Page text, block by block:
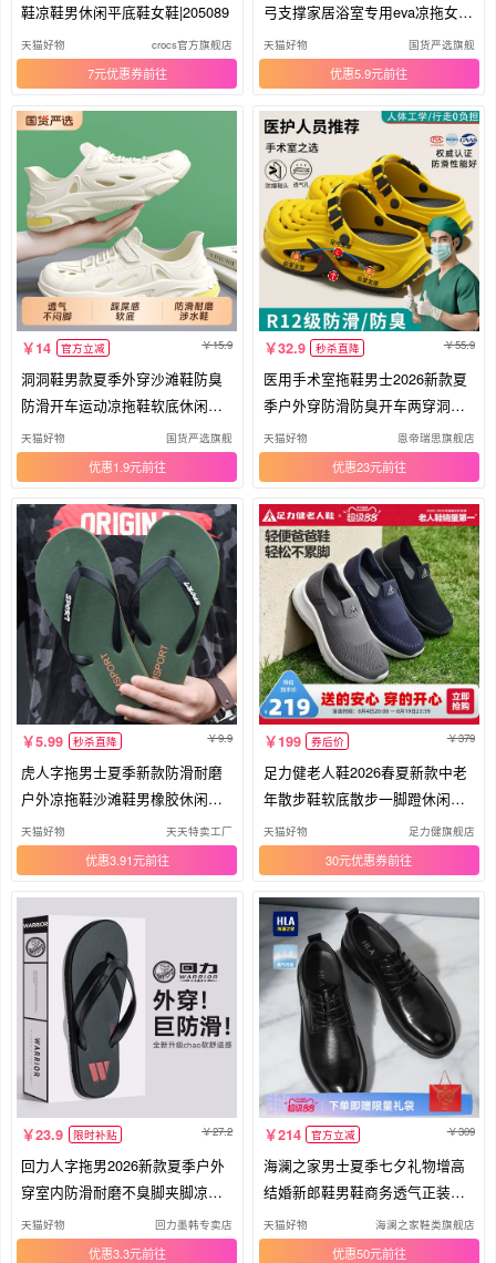
鞋凉鞋男休闲平底鞋女鞋|205089
天猫好物 crocs官方旗舰店
7元优惠券
弓支撑家居浴室专用eva凉拖女新
款
天猫好物 国货严选旗舰
优惠5.9元
14 官方立减 15.9
洞洞鞋男款夏季外穿沙滩鞋防臭
防滑开车运动凉拖鞋软底休闲耐
磨
天猫好物 国货严选旗舰
优惠1.9元
32.9 秒杀直降 55.9
医用手术室拖鞋男士2026新款夏
季户外穿防滑防臭开车两穿洞洞
鞋男
天猫好物 恩帝瑞思旗舰店
优惠23元
5.99 秒杀直降 9.9
虎人字拖男士夏季新款防滑耐磨
户外凉拖鞋沙滩鞋男橡胶休闲红
色
天猫好物 天天特卖工厂
优惠3.91元
199 券后价 379
足力健老人鞋2026春夏新款中老
年散步鞋软底散步一脚蹬休闲爸
爸鞋
天猫好物 足力健旗舰店
30元优惠券
23.9 限时补贴 27.2
回力人字拖男2026新款夏季户外
穿室内防滑耐磨不臭脚夹脚凉拖
鞋
天猫好物 回力墨韩专卖店
优惠3.3元
214 官方立减 309
海澜之家男士夏季七夕礼物增高
结婚新郎鞋男鞋商务透气正装皮
鞋
天猫好物 海澜之家鞋类旗舰店
优惠50元